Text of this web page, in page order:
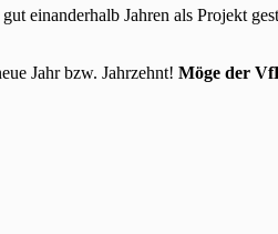
einanderhalb Jahren als Projekt
Jahr bzw. Jahrzehnt! Möge der